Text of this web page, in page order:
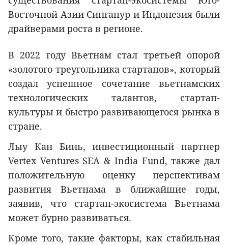
Восточной Азии Сингапур и Индонезия были
драйверами роста в регионе.
В 2022 году Вьетнам стал третьей опорой
«золотого треугольника стартапов», который
создал успешное сочетание вьетнамских
технологических талантов, стартап-
культуры и быстро развивающегося рынка в
стране.
Лыу Кан Бинь, инвестиционный партнер
Vertex Ventures SEA & India Fund, также дал
положительную оценку перспективам
развития Вьетнама в ближайшие годы,
заявив, что стартап-экосистема Вьетнама
может бурно развиваться.
Кроме того, такие факторы, как стабильная